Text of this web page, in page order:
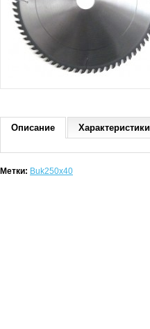
Описание Характеристики
Метки: Buk250x40